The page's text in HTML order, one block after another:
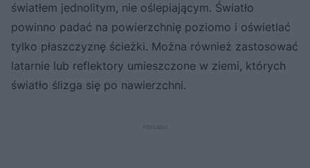
światłem jednolitym, nie oślepiającym. Światło
powinno padać na powierzchnię poziomo i oświetlać
tylko płaszczyznę ścieżki. Można również zastosować
latarnie lub reflektory umieszczone w ziemi, których
światło ślizga się po nawierzchni.